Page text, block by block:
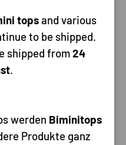
topsand various
to be shipped.
shipped from24
.
werden Biminitops
Produkte ganz